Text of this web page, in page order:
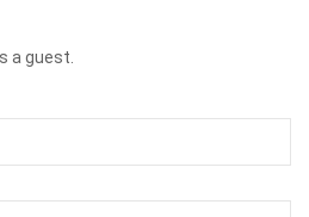
a guest.